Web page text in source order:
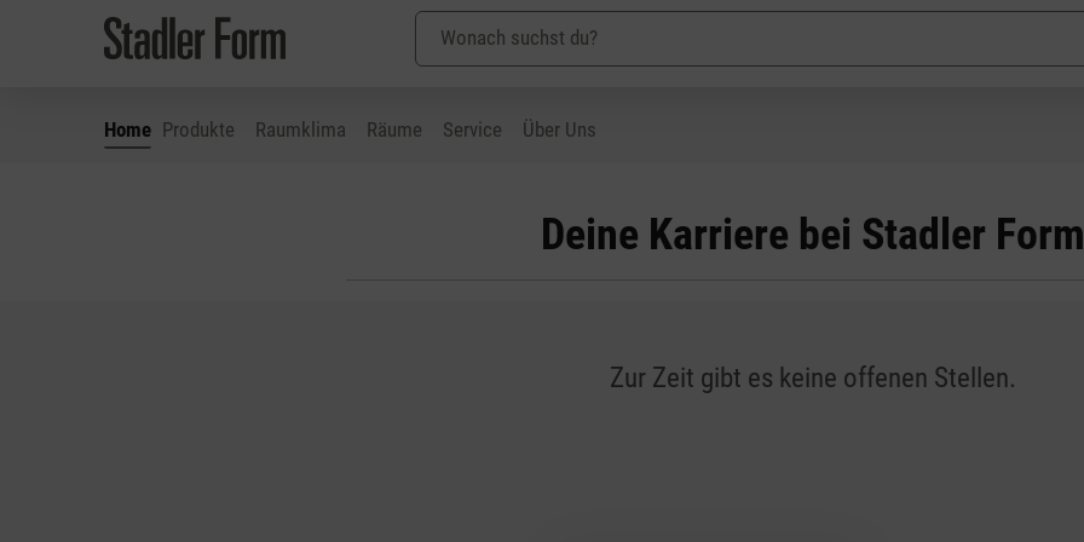
Home Produkte Raumklima Räume Service Über Uns
Deine Karriere bei Stadler Form
Zur Zeit gibt es keine offenen Stellen.